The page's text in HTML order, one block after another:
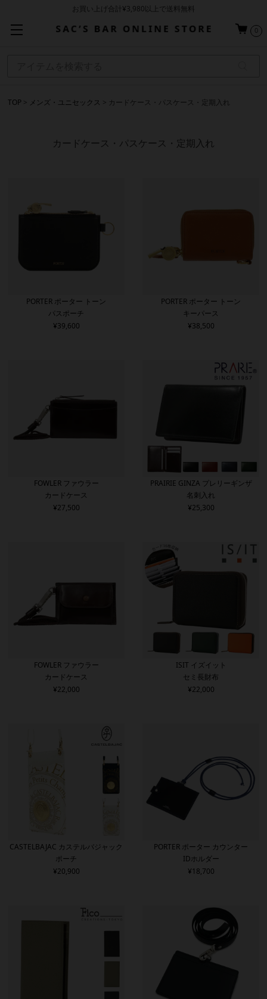
お買い上げ合計¥3,980以上で送料無料
当日～翌営業日を目安に順次発送（一部お取り寄せ商品を除く）
0
TOP メンズ・ユニセックス カードケース・パスケース・定期入れ
カードケース・パスケース・定期入れ
PORTER ポーター トーン
パスポーチ
¥39,600
PORTER ポーター トーン
キーパース
¥38,500
FOWLER ファウラー
カードケース
¥27,500
PRAIRIE GINZA プレリーギンザ
名刺入れ
¥25,300
FOWLER ファウラー
カードケース
¥22,000
ISIT イズイット
セミ長財布
¥22,000
CASTELBAJAC カステルバジャック
ポーチ
¥20,900
PORTER ポーター カウンター
IDホルダー
¥18,700